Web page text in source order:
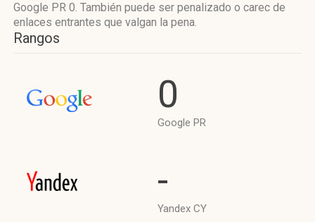
Google PR 0. También puede ser penalizado o carec de
enlaces entrantes que valgan la pena.
Rangos
0
Google PR
-
Yandex CY